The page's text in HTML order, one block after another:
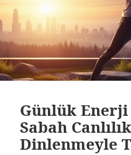
Günlük Enerji
Sabah
Dinlenmeyle